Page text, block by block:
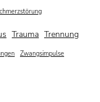
Trauma Trennung
Zwangsimpulse